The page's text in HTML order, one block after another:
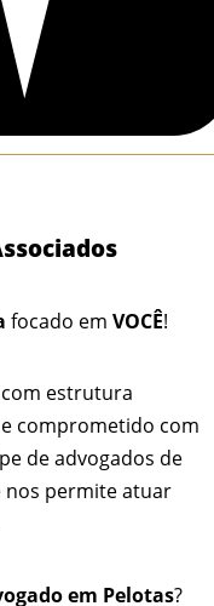
focado em VOCÊ!
estrutura
comprometido com
de advogados de
nos permite atuar
em Pelotas?